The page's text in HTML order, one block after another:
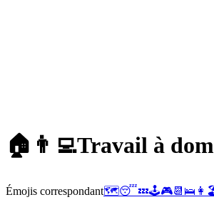
🏠👨‍💻Travail à
Émojis correspondant🗺️😴💤🕹️🎮📆 🛌 👩